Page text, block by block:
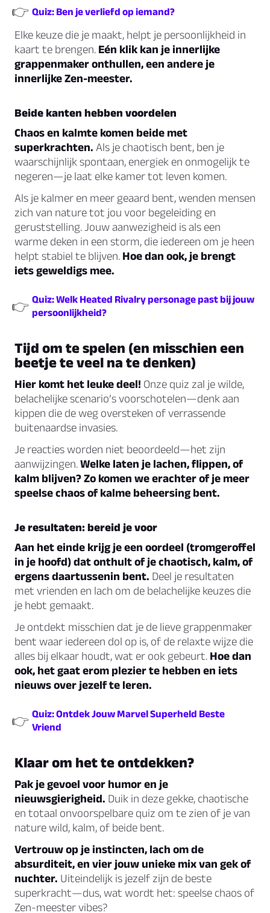
👉 Quiz: Ben je verliefd op iemand?
Elke keuze die je maakt, helpt je persoonlijkheid in
kaart te brengen. Eén klik kan je innerlijke
grappenmaker onthullen, een andere je
innerlijke Zen-meester.
Beide kanten hebben voordelen
Chaos en kalmte komen beide met
superkrachten. Als je chaotisch bent, ben je
waarschijnlijk spontaan, energiek en onmogelijk te
negeren—je laat elke kamer tot leven komen.
Als je kalmer en meer geaard bent, wenden mensen
zich van nature tot jou voor begeleiding en
geruststelling. Jouw aanwezigheid is als een
warme deken in een storm, die iedereen om je heen
helpt stabiel te blijven. Hoe dan ook, je brengt
iets geweldigs mee.
👉 Quiz: Welk Heated Rivalry personage past bij jouw
persoonlijkheid?
Tijd om te spelen (en misschien een
beetje te veel na te denken)
Hier komt het leuke deel! Onze quiz zal je wilde,
belachelijke scenario’s voorschotelen—denk aan
kippen die de weg oversteken of verrassende
buitenaardse invasies.
Je reacties worden niet beoordeeld—het zijn
aanwijzingen.Welke laten je lachen, flippen, of
kalm blijven? Zo komen we erachter of je meer
speelse chaos of kalme beheersing bent.
Je resultaten: bereid je voor
Aan het einde krijg je een oordeel (tromgeroffel
in je hoofd) dat onthult of je chaotisch, kalm, of
ergens daartussenin bent. Deel je resultaten
met vrienden en lach om de belachelijke keuzes die
je hebt gemaakt.
Je ontdekt misschien dat je de lieve grappenmaker
bent waar iedereen dol op is, of de relaxte wijze die
alles bij elkaar houdt, wat er ook gebeurt. Hoe dan
ook, het gaat erom plezier te hebben en iets
nieuws over jezelf te leren.
👉 Quiz: Ontdek Jouw Marvel Superheld Beste
Vriend
Klaar om het te ontdekken?
Pak je gevoel voor humor en je
nieuwsgierigheid. Duik in deze gekke, chaotische
en totaal onvoorspelbare quiz om te zien of je van
nature wild, kalm, of beide bent.
Vertrouw op je instincten, lach om de
absurditeit, en vier jouw unieke mix van gek of
nuchter. Uiteindelijk is jezelf zijn de beste
superkracht—dus, wat wordt het: speelse chaos of
Zen-meester vibes?